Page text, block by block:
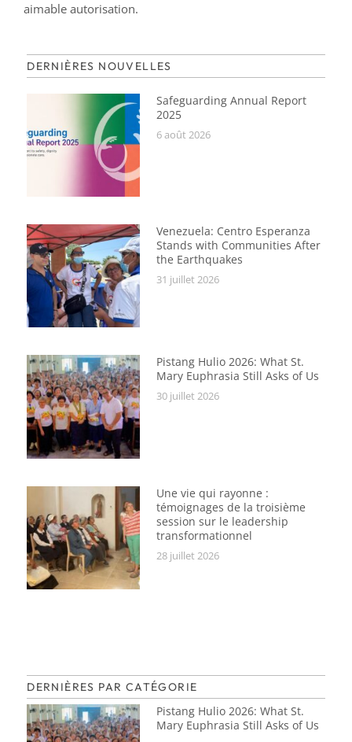
aimable autorisation.
DERNIÈRES NOUVELLES
Safeguarding Annual Report
2025
6 août 2026
Venezuela: Centro Esperanza
Stands with Communities After
the Earthquakes
31 juillet 2026
Pistang Hulio 2026: What St.
Mary Euphrasia Still Asks of Us
30 juillet 2026
Une vie qui rayonne :
témoignages de la troisième
session sur le leadership
transformationnel
28 juillet 2026
DERNIÈRES PAR CATÉGORIE
Pistang Hulio 2026: What St.
Mary Euphrasia Still Asks of Us